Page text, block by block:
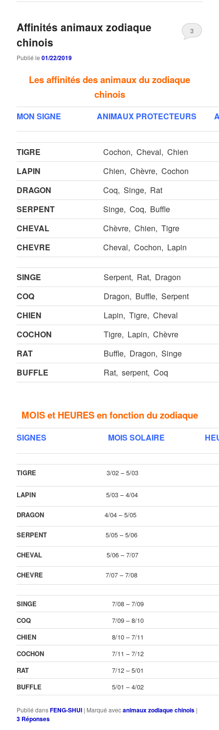
Affinités animaux zodiaque
chinois
Publié le01/22/2019
3
Les affinités des animaux du zodiaque
chinois
MON SIGNE ANIMAUX PROTECTEURS
TIGRE
Cochon, Cheval, Chien
LAPIN
Chien, Chèvre, Cochon
DRAGON
Coq, Singe, Rat
SERPENT
Singe, Coq, Buffle
CHEVAL
Chèvre, Chien, Tigre
CHEVRE
Cheval, Cochon, Lapin
SINGE
Serpent, Rat, Dragon
COQ
Dragon, Buffle, Serpent
CHIEN
Lapin, Tigre, Cheval
COCHON
Tigre, Lapin, Chèvre
RAT
Buffle, Dragon, Singe
BUFFLE
Rat, serpent, Coq
MOIS et HEURES en fonction du zodiaque
SIGNES MOIS SOLAIRE
TIGRE 3/02 – 5/03
LAPIN 5/03 – 4/04
DRAGON 4/04 – 5/05
SERPENT 5/05 – 5/06
CHEVAL 5/06 – 7/07
CHEVRE 7/07 – 7/08
SINGE
7/08 – 7/09
COQ
7/09 – 8/10
CHIEN
8/10 – 7/11
COCHON
7/11 – 7/12
RAT
7/12 – 5/01
BUFFLE
5/01 – 4/02
Publié dansFENG-SHUI | Marqué avecanimaux zodiaque chinois |
3 Réponses